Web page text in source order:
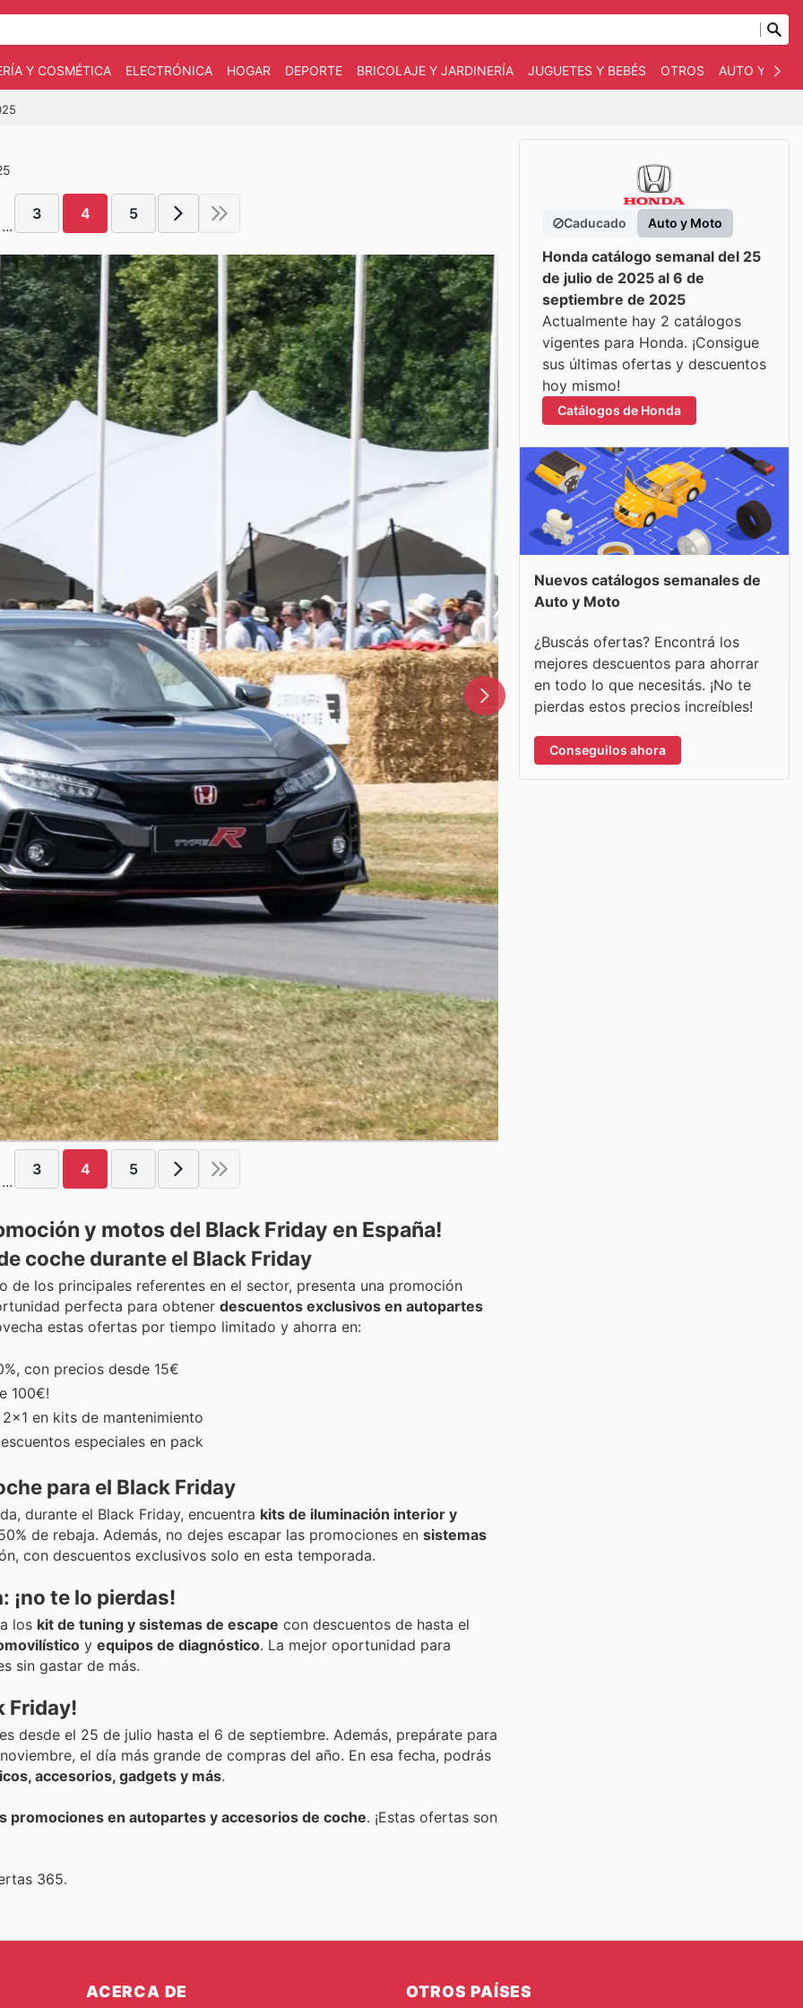
Y COSMÉTICA ELECTRÓNICA HOGAR DEPORTE BRICOLAJE Y JARDINERÍA JUGUETES Y BEBÉS OTROS AUTO Y
...
3 4 5
...
3 4 5
y motos del Black Friday en España!
coche durante el Black Friday
de los principales referentes en el sector, presenta una promoción
perfecta para obtener descuentos exclusivos en autopartes
estas ofertas por tiempo limitado y ahorra en:
con precios desde 15€
100€!
en kits de mantenimiento
especiales en pack
para el Black Friday
durante el Black Friday, encuentra kits de iluminación interior y
de rebaja. Además, no dejes escapar las promociones en sistemas
con descuentos exclusivos solo en esta temporada.
te lo pierdas!
los kit de tuning y sistemas de escape con descuentos de hasta el
y equipos de diagnóstico. La mejor oportunidad para
sin gastar de más.
Friday!
desde el 25 de julio hasta el 6 de septiembre. Además, prepárate para
el día más grande de compras del año. En esa fecha, podrás
accesorios, gadgets y más.
promociones en autopartes y accesorios de coche. ¡Estas ofertas son
365.
Caducado Auto y Moto
Honda catálogo semanal del 25
de julio de 2025 al 6 de
septiembre de 2025
Actualmente hay 2 catálogos
vigentes para Honda. ¡Consigue
sus últimas ofertas y descuentos
hoy mismo!
Catálogos de Honda
Nuevos catálogos semanales de
Auto y Moto
¿Buscás ofertas? Encontrá los
mejores descuentos para ahorrar
en todo lo que necesitás. ¡No te
pierdas estos precios increíbles!
Conseguilos ahora
ACERCA DE OTROS PAÍSES